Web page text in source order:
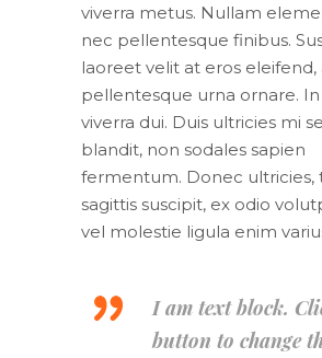
viverra metus. Nullam
nec pellentesque finibus.
laoreet velit at eros eleifend,
pellentesque urna ornare. In
viverra dui. Duis ultricies mi
blandit, non sodales sapien
fermentum. Donec ultricies,
sagittis suscipit, ex odio
vel molestie ligula enim
I am text block.
button to change